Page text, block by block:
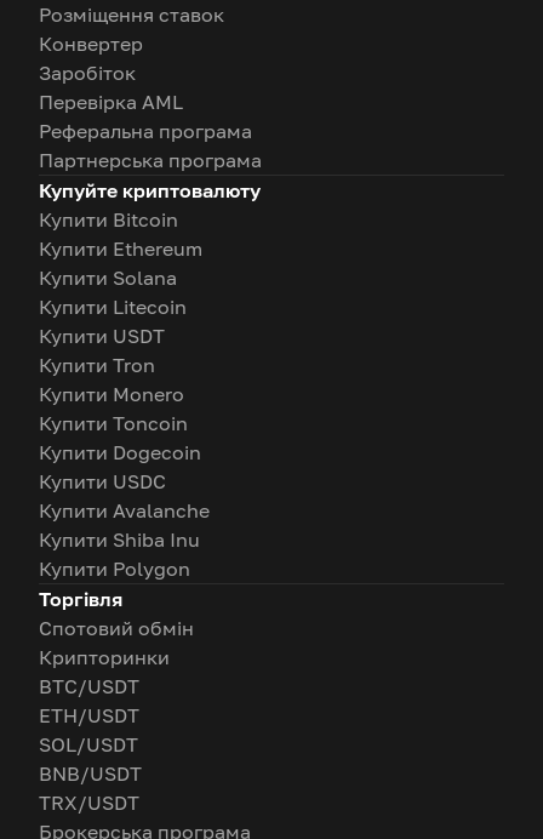
Розміщення ставок
Конвертер
Заробіток
Перевірка AML
Реферальна програма
Партнерська програма
Купуйте криптовалюту
Купити Bitcoin
Купити Ethereum
Купити Solana
Купити Litecoin
Купити USDT
Купити Tron
Купити Monero
Купити Toncoin
Купити Dogecoin
Купити USDC
Купити Avalanche
Купити Shiba Inu
Купити Polygon
Торгівля
Спотовий обмін
Крипторинки
BTC/USDT
ETH/USDT
SOL/USDT
BNB/USDT
TRX/USDT
Брокерська програма